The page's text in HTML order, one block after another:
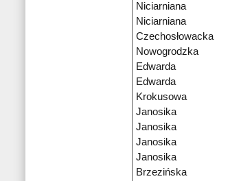
Niciarniana
Niciarniana
Czechosłowacka
Nowogrodzka
Edwarda
Edwarda
Krokusowa
Janosika
Janosika
Janosika
Janosika
Brzezińska